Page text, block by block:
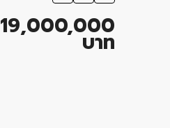
19,000,000
บาท